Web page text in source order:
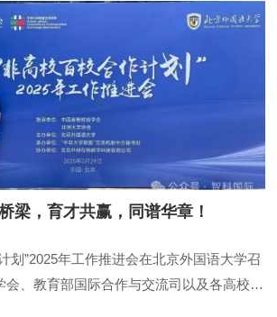
梁，育才共赢，同谱华章！
划”2025年工作推进会在北京外国语大学召
会、教育部国际合作与交流司以及各高校领